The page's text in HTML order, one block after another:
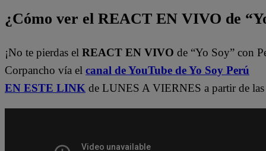
¿Cómo ver el REACT EN VIVO de
¡No te pierdas el REACT EN VIVO de “Yo Soy” con
Corpancho vía el canal de YouTube de Yo Soy Perú
EN ESTE LINK de LUNES A VIERNES a partir de